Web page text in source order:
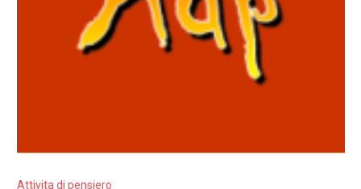
Attivita di pensiero